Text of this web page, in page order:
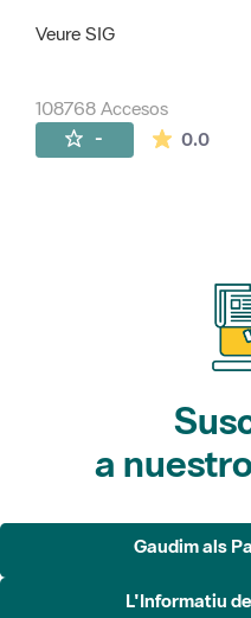
Veure SIG
108768 Accesos
- 0.0La
a
Gaudim als
L'Informatiu